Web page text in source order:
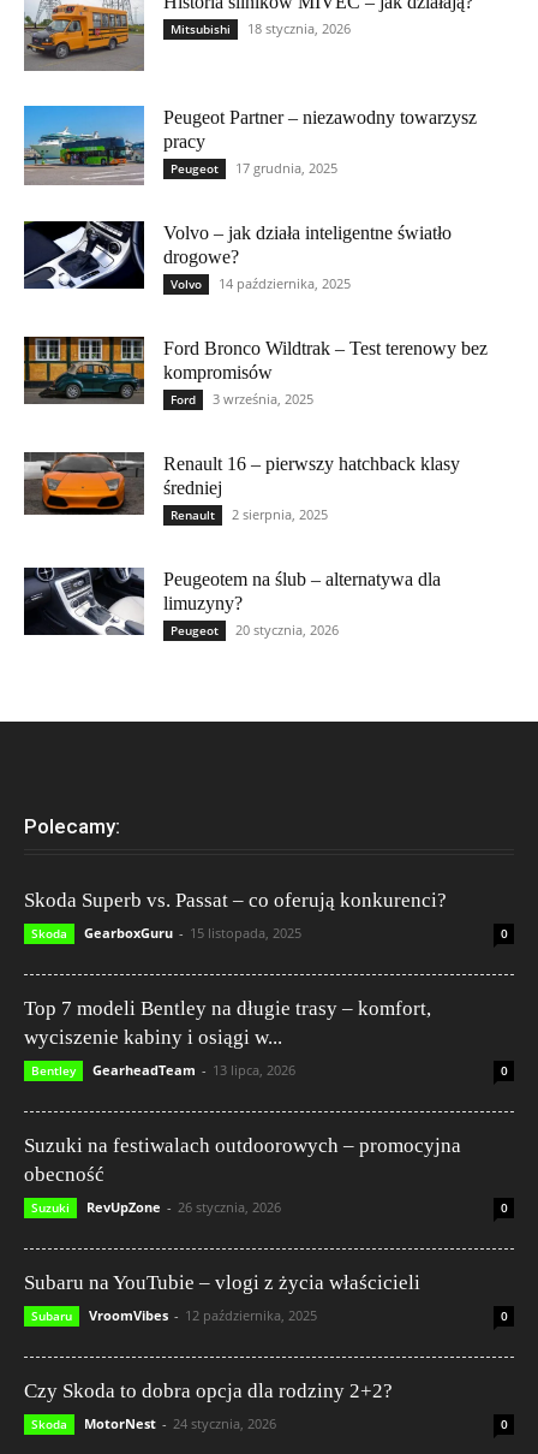
Mitsubishi 18 stycznia, 2026
Peugeot Partner – niezawodny towarzysz
pracy
Peugeot 17 grudnia, 2025
Volvo – jak działa inteligentne światło
drogowe?
Volvo 14 października, 2025
Ford Bronco Wildtrak – Test terenowy bez
kompromisów
Ford 3 września, 2025
Renault 16 – pierwszy hatchback klasy
średniej
Renault 2 sierpnia, 2025
Peugeotem na ślub – alternatywa dla
limuzyny?
Peugeot 20 stycznia, 2026
Polecamy:
Skoda Superb vs. Passat – co oferują konkurenci?
Skoda GearboxGuru - 15 listopada, 2025 0
Top 7 modeli Bentley na długie trasy – komfort,
wyciszenie kabiny i osiągi w...
Bentley GearheadTeam - 13 lipca, 2026 0
Suzuki na festiwalach outdoorowych – promocyjna
obecność
Suzuki RevUpZone - 26 stycznia, 2026 0
Subaru na YouTubie – vlogi z życia właścicieli
Subaru VroomVibes - 12 października, 2025 0
Czy Skoda to dobra opcja dla rodziny 2+2?
Skoda MotorNest - 24 stycznia, 2026 0